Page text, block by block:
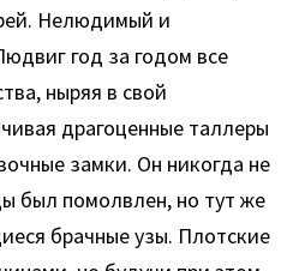
Нелюдимый и
год за годом все
ныряя в свой
драгоценные таллеры
замки. Он никогда не
был помолвлен, но тут же
брачные узы. Плотские